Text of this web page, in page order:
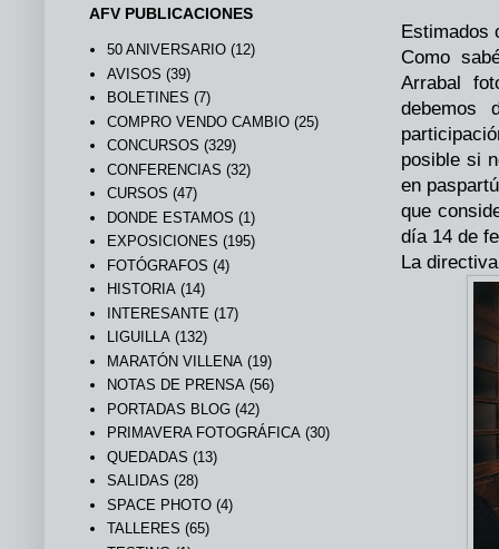
Estimados
Como
Arrabal
debemos
posible si
en
que
día 14 de
La directiva
AFV PUBLICACIONES
50 ANIVERSARIO (12)
AVISOS (39)
BOLETINES (7)
COMPRO VENDO CAMBIO (25)
CONCURSOS (329)
CONFERENCIAS (32)
CURSOS (47)
DONDE ESTAMOS (1)
EXPOSICIONES (195)
FOTÓGRAFOS (4)
HISTORIA (14)
INTERESANTE (17)
LIGUILLA (132)
MARATÓN VILLENA (19)
NOTAS DE PRENSA (56)
PORTADAS BLOG (42)
PRIMAVERA FOTOGRÁFICA (30)
QUEDADAS (13)
SALIDAS (28)
SPACE PHOTO (4)
TALLERES (65)